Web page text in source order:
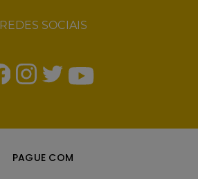
REDES SOCIAIS
PAGUE COM